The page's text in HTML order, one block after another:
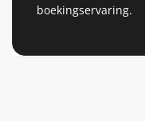
boekingservaring.